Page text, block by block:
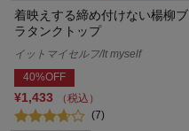
着映えする締め付けない楊柳ブ
ラタンクトップ
イットマイセルフ/It myself
40%OFF
¥1,433
（税込）
(7)